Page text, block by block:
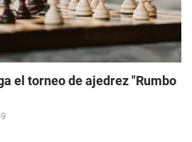
el torneo de ajedrez "Rumbo